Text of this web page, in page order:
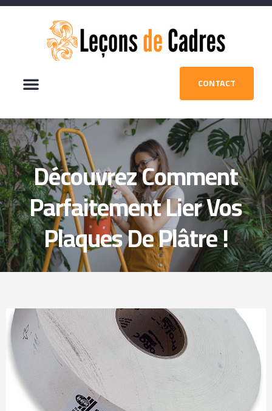
CONTACT
Découvrez Comment
Parfaitement Lier Vos
Plaques De Plâtre !